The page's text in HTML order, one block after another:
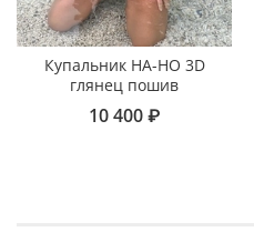
Купальник НА-НО 3D
глянец пошив
10 400 ₽